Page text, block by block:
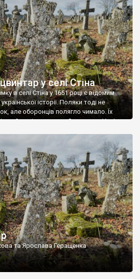
у селі Стіна
в селі Стіна у 1651 році є відомим
історії. Поляки тоді не
але оборонців полягло чимало. Їх
який тоді називався Замковим. Нині на
століття, є такі, де епітафії стер […]
та Ярослава Геращенка